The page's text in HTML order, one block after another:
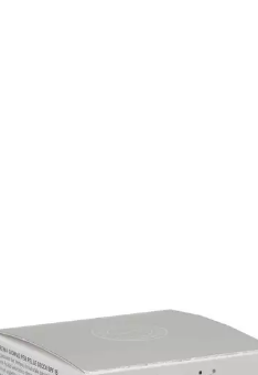
Gesichtspflege EUCERIN Anti-Age
Hyaluron-Filler Tag t.H.LSF 15 50ml